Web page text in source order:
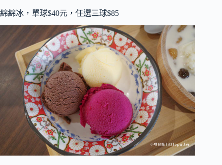
綿綿冰，單球$40元，任選三球$85